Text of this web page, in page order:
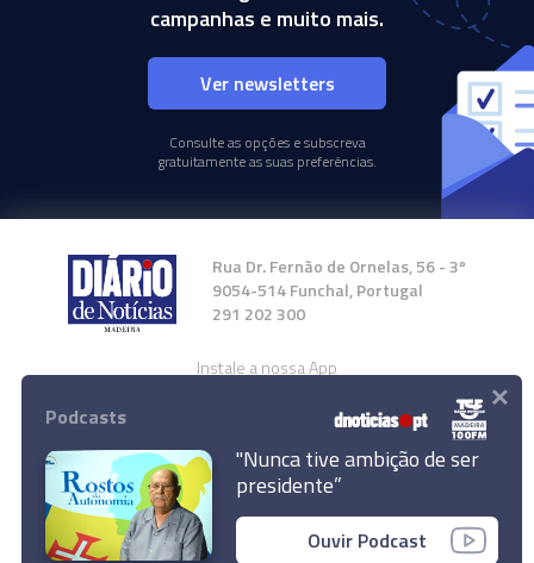
campanhas e muito mais.
Ver newsletters
Consulte as opções e subscreva
gratuitamente as suas preferências.
Rua Dr. Fernão de Ornelas, 56 - 3º
9054-514 Funchal, Portugal
291 202 300
Instale a nossa App
© 2024 Empresa Diário de Notícias, Lda.
Todos os direitos reservados.
Podcasts
"Nunca tive ambição de ser
presidente”
Ouvir Podcast
×